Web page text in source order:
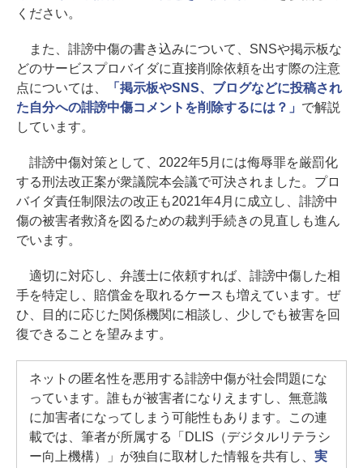
ください。
また、誹謗中傷の書き込みについて、SNSや掲示板な
どのサービスプロバイダに直接削除依頼を出す際の注意
点については、
「掲示板やSNS、ブログなどに投稿され
た自分への誹謗中傷コメントを削除するには？」 で解説
しています。
誹謗中傷対策として、2022年5月には侮辱罪を厳罰化
する刑法改正案が衆議院本会議で可決されました。プロ
バイダ責任制限法の改正も2021年4月に成立し、誹謗中
傷の被害者救済を図るための裁判手続きの見直しも進ん
でいます。
適切に対応し、弁護士に依頼すれば、誹謗中傷した相
手を特定し、賠償金を取れるケースも増えています。ぜ
ひ、目的に応じた関係機関に相談し、少しでも被害を回
復できることを望みます。
ネットの匿名性を悪用する誹謗中傷が社会問題にな
っています。誰もが被害者になりえますし、無意識
に加害者になってしまう可能性もあります。この連
載では、筆者が所属する「DLIS（デジタルリテラシ
ー向上機構）」が独自に取材した情報を共有し、 実